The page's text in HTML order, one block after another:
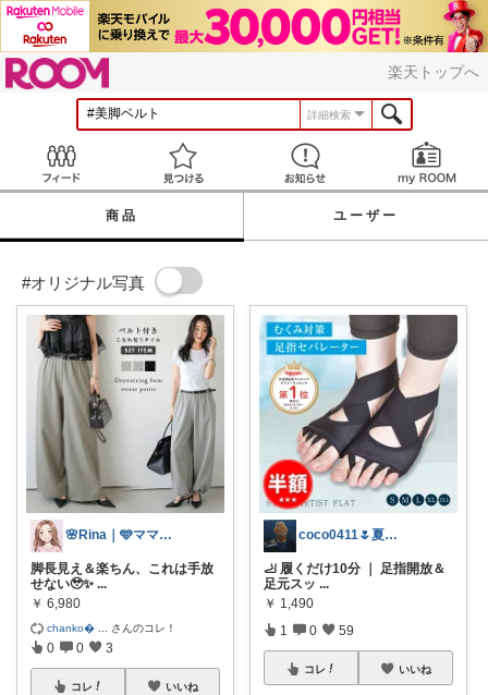
楽天トップへ
詳細検索
見つける お知らせ
商品 ユーザー
#オリジナル写真
🌸Rina｜🩵ママ必見アイテム🩵
脚長見え＆楽ちん、これは手放
せない🥹✨ ...
￥ 6,980
chanko さんのコレ！
0 0 3
コレ いいね
coco0411🌷夏グッズ色々🌻
🦶 履くだけ10分 ｜ 足指開放＆
足元スッ ...
￥ 1,490
1 0 59
コレ いいね